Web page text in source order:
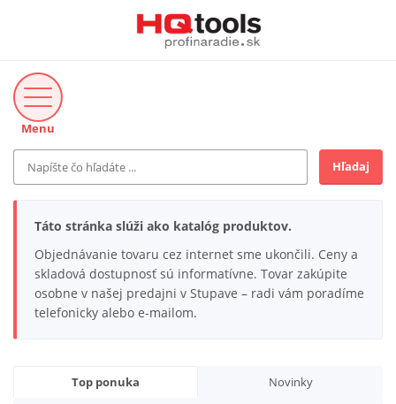
MAKITA
Bosch Profi
Bosch
Gardena
Proxxon Industrial
novinka v ponuke
Hľadaj
Menu
Táto stránka slúži ako katalóg produktov.
Objednávanie tovaru cez internet sme ukončili. Ceny a
skladová dostupnosť sú informatívne. Tovar zakúpite
osobne v našej predajni v Stupave – radi vám poradíme
telefonicky alebo e-mailom.
Top ponuka
Novinky